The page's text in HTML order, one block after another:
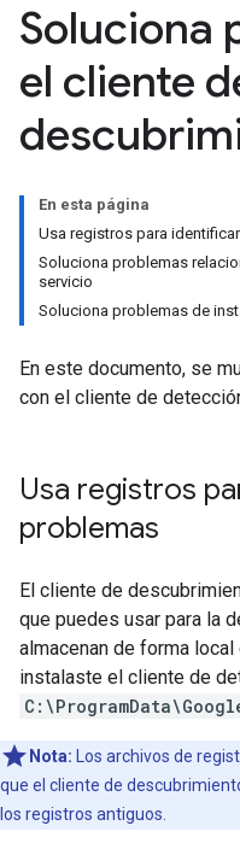
Soluciona
el cliente
En esta página
Usa registros para
Soluciona problemas
servicio
Soluciona problemas de
En este documento, se
con el cliente de
Usa registros
problemas
El cliente de
que puedes usar para la
almacenan de forma local
instalaste el cliente de
Nota: Los archivos de
que el cliente de
los registros antiguos.